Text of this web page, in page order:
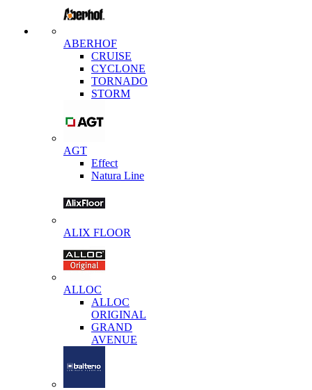
ABERHOF
CRUISE
CYCLONE
TORNADO
STORM
AGT
Effect
Natura Line
ALIX FLOOR
ALLOC
ALLOC
ORIGINAL
GRAND
AVENUE